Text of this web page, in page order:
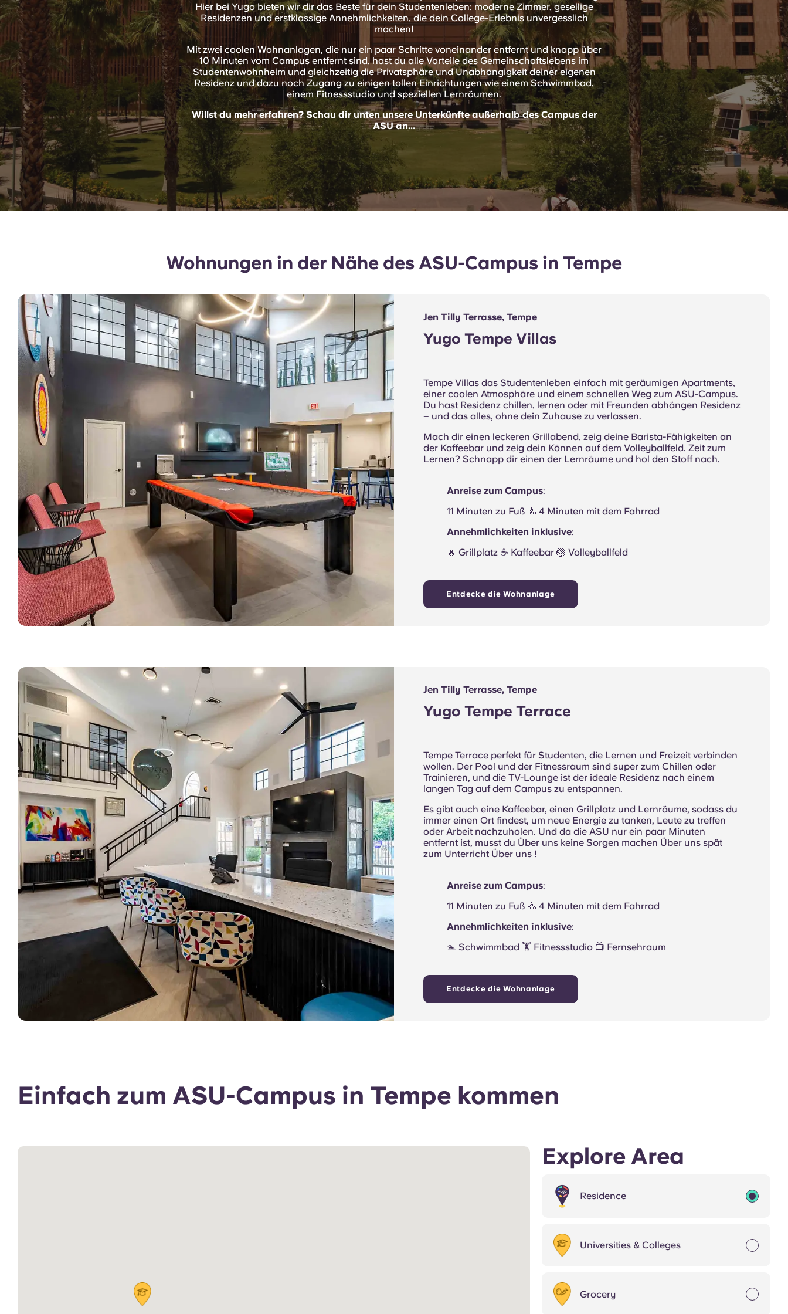
Hier bei Yugo bieten wir dir das Beste für dein Studentenleben: moderne Zimmer, gesellige
Residenzen und erstklassige Annehmlichkeiten, die dein College-Erlebnis unvergesslich
machen!
Mit zwei coolen Wohnanlagen, die nur ein paar Schritte voneinander entfernt und knapp über
10 Minuten vom Campus entfernt sind, hast du alle Vorteile des Gemeinschaftslebens im
Studentenwohnheim und gleichzeitig die Privatsphäre und Unabhängigkeit deiner eigenen
Residenz und dazu noch Zugang zu einigen tollen Einrichtungen wie einem Schwimmbad,
einem Fitnessstudio und speziellen Lernräumen.
Willst du mehr erfahren? Schau dir unten unsere Unterkünfte außerhalb des Campus der
ASU an...
Wohnungen in der Nähe des ASU-Campus in Tempe
Jen Tilly Terrasse, Tempe
Yugo Tempe Villas
Tempe Villas das Studentenleben einfach mit geräumigen Apartments,
einer coolen Atmosphäre und einem schnellen Weg zum ASU-Campus.
Du hast Residenz chillen, lernen oder mit Freunden abhängen Residenz
– und das alles, ohne dein Zuhause zu verlassen.
Mach dir einen leckeren Grillabend, zeig deine Barista-Fähigkeiten an
der Kaffeebar und zeig dein Können auf dem Volleyballfeld. Zeit zum
Lernen? Schnapp dir einen der Lernräume und hol den Stoff nach.
Anreise zum Campus:
11 Minuten zu Fuß 🚴 4 Minuten mit dem Fahrrad
Annehmlichkeiten inklusive:
🔥️ Grillplatz ☕ Kaffeebar 🏐 Volleyballfeld
Entdecke die Wohnanlage
Jen Tilly Terrasse, Tempe
Yugo Tempe Terrace
Tempe Terrace perfekt für Studenten, die Lernen und Freizeit verbinden
wollen. Der Pool und der Fitnessraum sind super zum Chillen oder
Trainieren, und die TV-Lounge ist der ideale Residenz nach einem
langen Tag auf dem Campus zu entspannen.
Es gibt auch eine Kaffeebar, einen Grillplatz und Lernräume, sodass du
immer einen Ort findest, um neue Energie zu tanken, Leute zu treffen
oder Arbeit nachzuholen. Und da die ASU nur ein paar Minuten
entfernt ist, musst du Über uns keine Sorgen machen Über uns spät
zum Unterricht Über uns !
Anreise zum Campus:
11 Minuten zu Fuß 🚴 4 Minuten mit dem Fahrrad
Annehmlichkeiten inklusive:
🏊 Schwimmbad 🏋️ Fitnessstudio 📺 Fernsehraum
Entdecke die Wohnanlage
Einfach zum ASU-Campus in Tempe kommen
Explore Area
Residence
Universities & Colleges
Grocery